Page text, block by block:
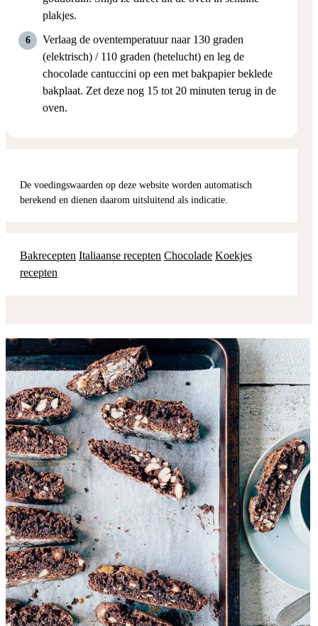
plakjes.
Verlaag de oventemperatuur naar 130 graden
(elektrisch) / 110 graden (hetelucht) en leg de
chocolade cantuccini op een met bakpapier beklede
bakplaat. Zet deze nog 15 tot 20 minuten terug in de
oven.
De voedingswaarden op deze website worden automatisch
berekend en dienen daarom uitsluitend als indicatie.
Bakrecepten Italiaanse recepten Chocolade Koekjes
recepten